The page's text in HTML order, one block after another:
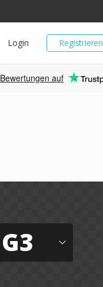
Registrieren
Login
Bewertungen auf
G3